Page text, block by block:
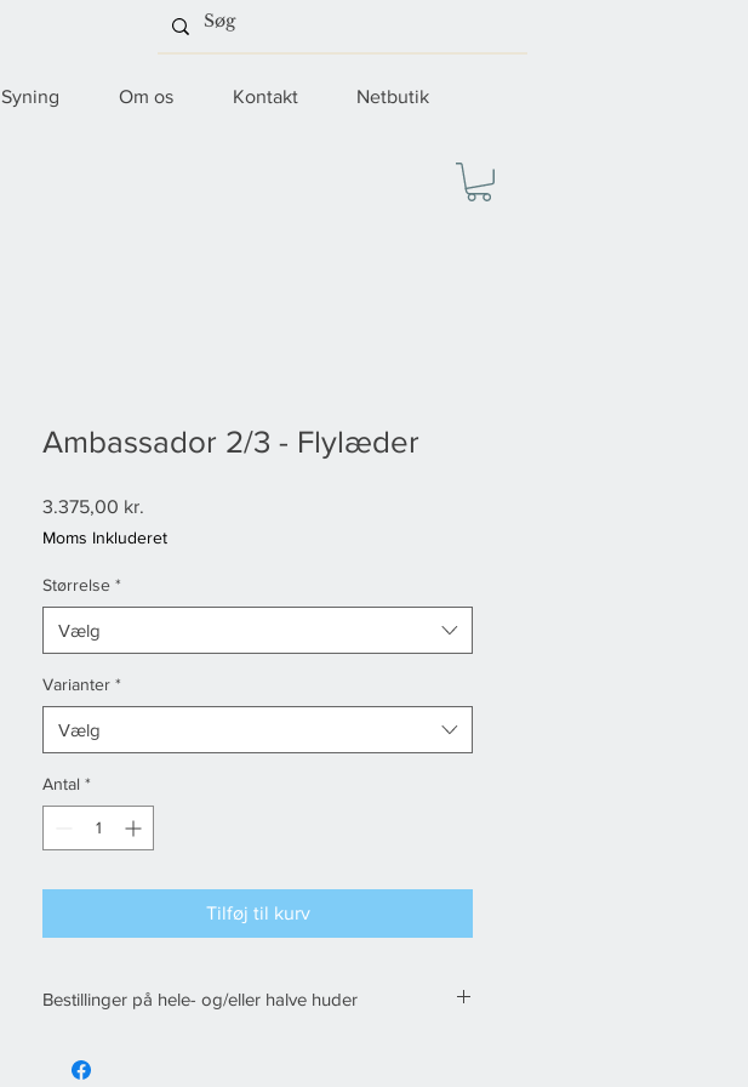
Syning Om os Kontakt Netbutik
Ambassador 2/3 - Flylæder
3.375,00 kr.
Moms Inkluderet
Størrelse *
Vælg
Varianter *
Vælg
Antal *
Tilføj til kurv
Bestillinger på hele- og/eller halve huder